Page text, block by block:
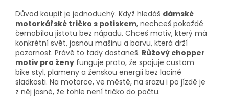
Důvod koupit je jednoduchý. Když hledáš dámské
motorkářské tričko s potiskem, nechceš pokaždé
černobílou jistotu bez nápadu. Chceš motiv, který má
konkrétní svět, jasnou mašinu a barvu, která drží
pozornost. Právě to tady dostaneš. Růžový chopper
motiv pro ženy funguje proto, že spojuje custom
bike styl, plameny a ženskou energii bez laciné
sladkosti. Na motorce, ve městě, na srazu i po jízdě je
z něj jasné, že tohle není tričko do počtu.